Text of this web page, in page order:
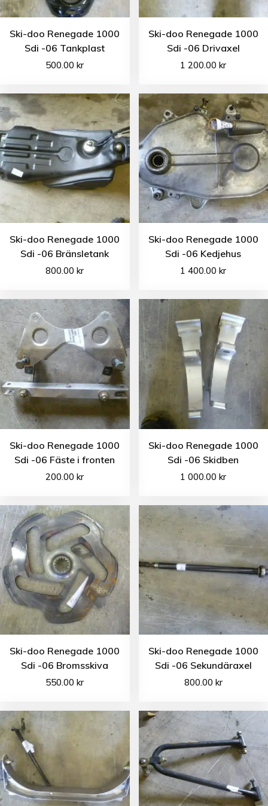
Ski-doo Renegade 1000
Sdi -06 Tankplast
500.00kr
Ski-doo Renegade 1000
Sdi -06 Drivaxel
1 200.00kr
Ski-doo Renegade 1000
Sdi -06 Bränsletank
800.00kr
Ski-doo Renegade 1000
Sdi -06 Kedjehus
1 400.00kr
Ski-doo Renegade 1000
Sdi -06 Fäste i fronten
200.00kr
Ski-doo Renegade 1000
Sdi -06 Skidben
1 000.00kr
Ski-doo Renegade 1000
Sdi -06 Bromsskiva
550.00kr
Ski-doo Renegade 1000
Sdi -06 Sekundäraxel
800.00 kr